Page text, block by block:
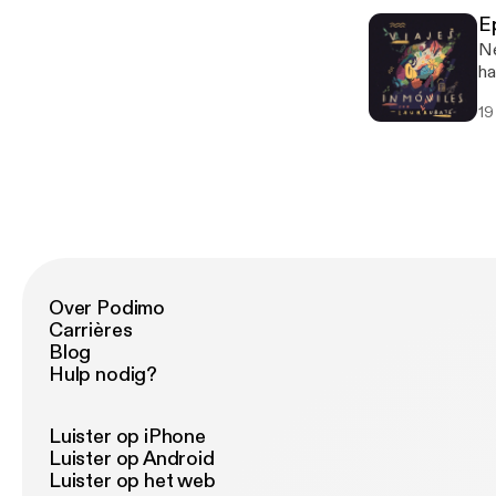
Over Podimo
Carrières
Blog
Hulp nodig?
Luister op iPhone
Luister op Android
Luister op het web